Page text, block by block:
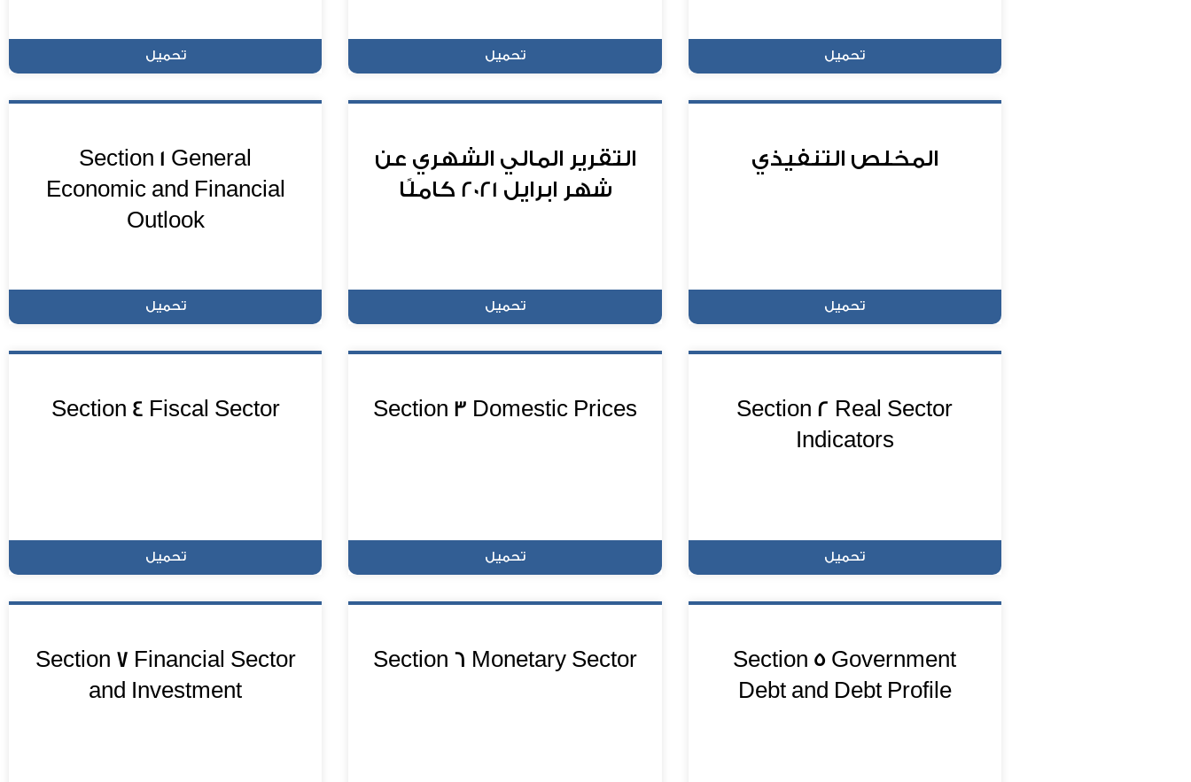
تحميل تحميل تحميل
المخلص التنفيذي
تحميل
التقرير المالي الشهري عن
شهر ابرايل 2021 كاملًا
تحميل
Section 1 General
Economic and Financial
Outlook
تحميل
Section 2 Real Sector
Indicators
تحميل
Section 3 Domestic Prices
تحميل
Section 4 Fiscal Sector
تحميل
Section 5 Government
Debt and Debt Profile
Section 6 Monetary Sector
Section 7 Financial Sector
and Investment